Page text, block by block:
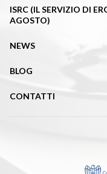
ISRC (IL SERVIZIO DI
AGOSTO)
NEWS
BLOG
CONTATTI